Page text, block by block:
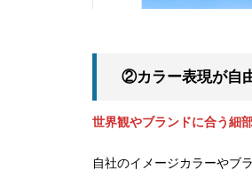
②カラー表現が自
世界観やブランドに合う細
自社のイメージカラーやブ